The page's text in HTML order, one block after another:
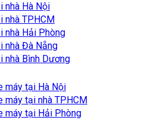
nhà Hà Nội
nhà TPHCM
nhà Hải Phòng
nhà Đà Nẵng
nhà Bình Dương
máy tại Hà Nội
máy tại nhà TPHCM
máy tại Hải Phòng